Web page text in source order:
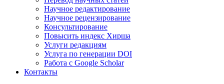
Научное редактирование
Научное рецензирование
Консультирование
Повысить индекс Хирша
Услуги редакциям
Услуга по генерации DOI
Работа с Google Scholar
Контакты